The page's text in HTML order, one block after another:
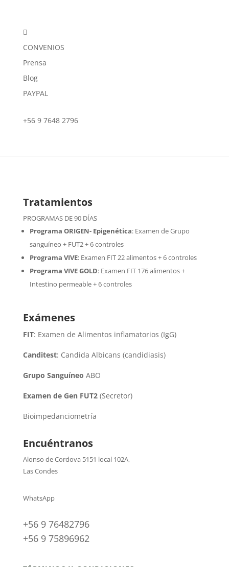

CONVENIOS
Prensa
Blog
PAYPAL
+56 9 7648 2796
Tratamientos
PROGRAMAS DE 90 DÍAS
Programa ORIGEN- Epigenética:Examen de Grupo
sanguíneo + FUT2 + 6 controles
Programa VIVE: Examen FIT 22 alimentos + 6 controles
Programa VIVE GOLD: Examen FIT 176 alimentos +
Intestino permeable + 6 controles
Exámenes
FIT: Examen de Alimentos inflamatorios (IgG)
Canditest: Candida Albicans (candidiasis)
Grupo Sanguíneo ABO
Examen de Gen FUT2(Secretor)
Bioimpedanciometría
Encuéntranos
Alonso de Cordova 5151 local 102A,
Las Condes
WhatsApp
+56 9 76482796
+56 9 75896962